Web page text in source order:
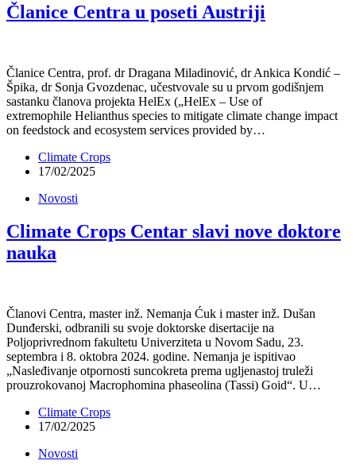
Članice Centra u poseti Austriji
Članice Centra, prof. dr Dragana Miladinović, dr Ankica Kondić –
Špika, dr Sonja Gvozdenac, učestvovale su u prvom godišnjem
sastanku članova projekta HelEx („HelEx – Use of
extremophile Helianthus species to mitigate climate change impact
on feedstock and ecosystem services provided by…
Climate Crops
17/02/2025
Novosti
Climate Crops Centar slavi nove doktore
nauka
Članovi Centra, master inž. Nemanja Ćuk i master inž. Dušan
Dunđerski, odbranili su svoje doktorske disertacije na
Poljoprivrednom fakultetu Univerziteta u Novom Sadu, 23.
septembra i 8. oktobra 2024. godine. Nemanja je ispitivao
„Nasleđivanje otpornosti suncokreta prema ugljenastoj truleži
prouzrokovanoj Macrophomina phaseolina (Tassi) Goid“. U…
Climate Crops
17/02/2025
Novosti